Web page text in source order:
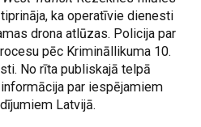
ka operatīvie dienesti
drona atlūzas. Policija par
pēc Krimināllikuma 10.
No rīta publiskajā telpā
par iespējamiem
Latvijā.